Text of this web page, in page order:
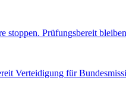
stoppen. Prüfungsbereit
Verteidigung für